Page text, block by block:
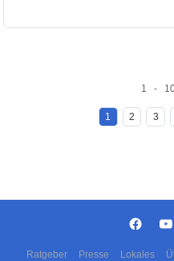
1 -
1 2 3
Ratgeber Presse Lokales